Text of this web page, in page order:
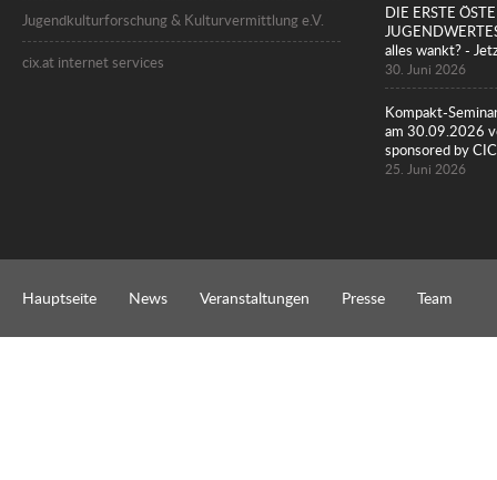
Jugendkulturforschung & Kulturvermittlung e.V.
cix.at internet services
DIE ERSTE
alles wankt? -
30. Juni 2026
Kompakt-
am 30.09.2026
sponsored by
25. Juni 2026
Hauptseite News Veranstaltungen Presse Team